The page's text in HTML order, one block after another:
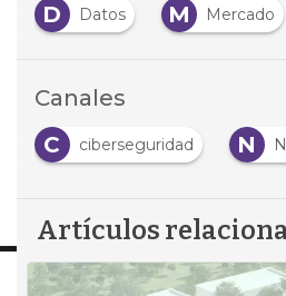
D Datos M Mercado
Canales
C
ciberseguridad N
Artículos